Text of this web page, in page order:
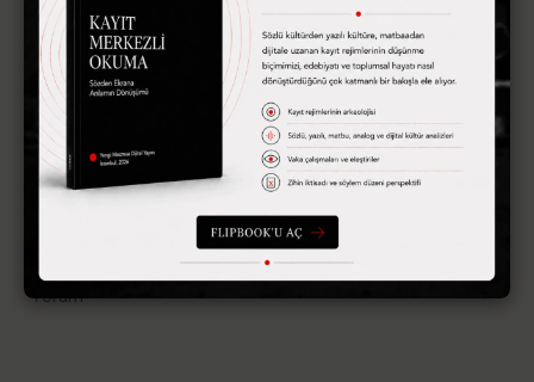
Bir yanıt yazın
E-posta adresiniz yayınlanmayacak. Gerekli alanlar
Yorum*